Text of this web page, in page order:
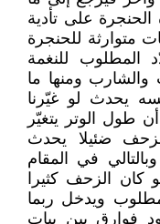
على تأدية
متوارثة للحنجرة
المطلوب للنغمة
والشارب ومنها ما
يحدث لو غيّرنا
طول الوتر يتغيّر
ضئيلا يحدث
في المقام
كان الزحف كثيرا
ويدخل ربما
فوارق بين بيات